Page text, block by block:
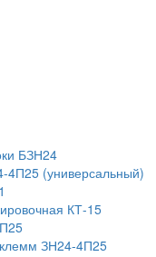
БЗН24
(универсальный)
КТ-15
ЗН24-4П25